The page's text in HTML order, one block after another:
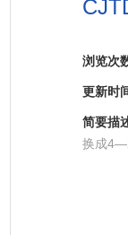
浏览次
更新时
简要描
换成